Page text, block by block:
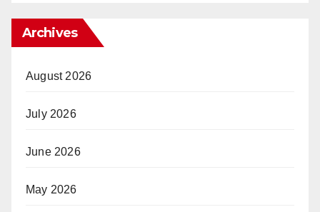
Archives
August 2026
July 2026
June 2026
May 2026